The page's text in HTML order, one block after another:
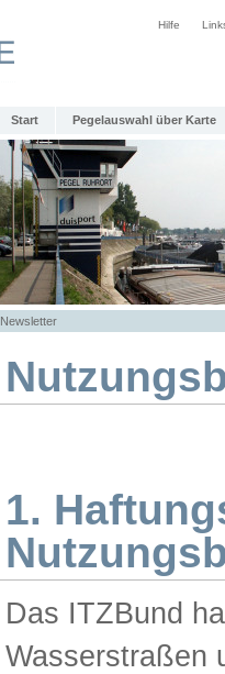
Hilfe
Start Pegelauswahl über Karte
Newsletter
1.
Das ITZBund
Wasserstraßen